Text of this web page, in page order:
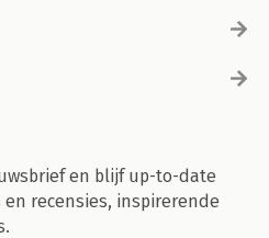
en blijf up-to-date
recensies, inspirerende